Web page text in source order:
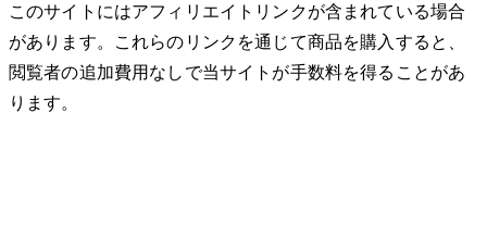
このサイトにはアフィリエイトリンクが含まれている場合
があります。これらのリンクを通じて商品を購入すると、
閲覧者の追加費用なしで当サイトが手数料を得ることがあ
ります。